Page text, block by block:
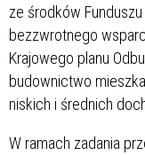
ze środków
bezzwrotnego
Krajowego planu
budownictwo
niskich i średnich
W ramach zadania